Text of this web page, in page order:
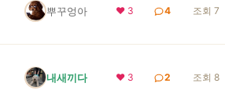
뿌꾸엉아 ❤ 3 4 조회 7
내새끼다 ❤ 3 2 조회 8